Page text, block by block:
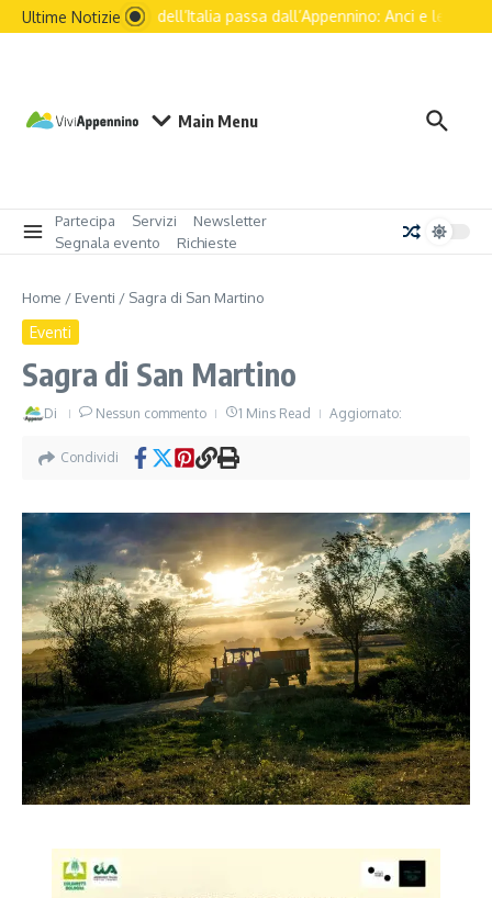
Ultime NotizieIl futuro dell’Italia passa dall’Appennino: Anci e le
Main Menu
Partecipa Servizi
Newsletter
Segnala evento
Richieste
Home / Eventi / Sagra di San Martino
Eventi
Sagra di San Martino
Di Nessun commento 1 Mins Read Aggiornato:
Condividi